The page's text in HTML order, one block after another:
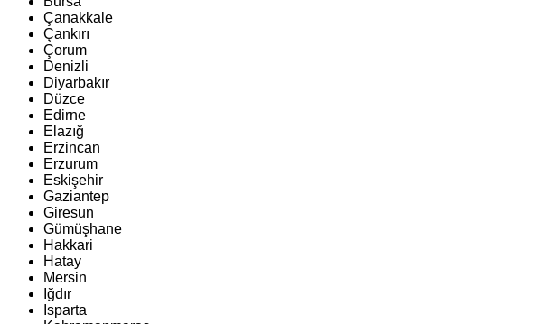
Çanakkale
Çankırı
Çorum
Denizli
Diyarbakır
Düzce
Edirne
Elazığ
Erzincan
Erzurum
Eskişehir
Gaziantep
Giresun
Gümüşhane
Hakkari
Hatay
Mersin
Iğdır
Isparta